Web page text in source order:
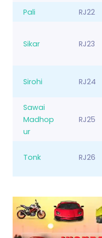
Pali RJ22
Sikar RJ23
Sirohi RJ24
Sawai
Madhop
ur
RJ25
Tonk RJ26